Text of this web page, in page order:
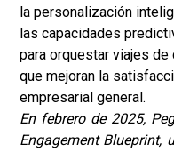
la personalización
las capacidades
para orquestar viajes
que mejoran la
empresarial general.
En febrero de 2025,
Engagement Blueprint,